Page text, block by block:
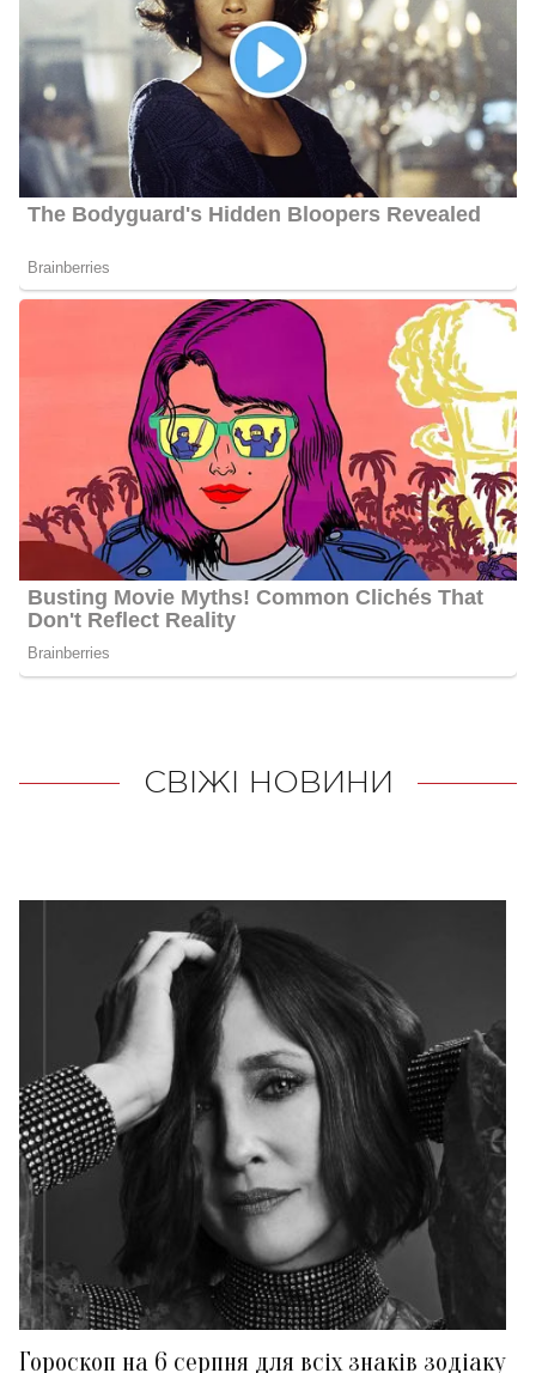
СВІЖІ НОВИНИ
Гороскоп на 6 серпня для всіх знаків зодіаку